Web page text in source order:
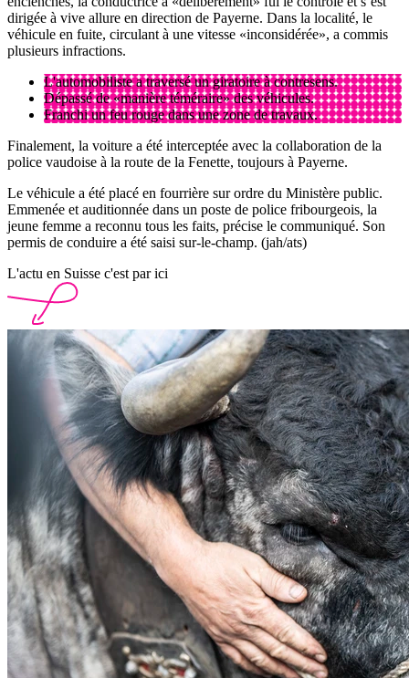
dirigée à vive allure en direction de Payerne. Dans la localité, le
véhicule en fuite, circulant à une vitesse «inconsidérée», a commis
plusieurs infractions.
L'automobiliste a traversé un giratoire à contresens.
Dépassé de «manière téméraire» des véhicules.
Franchi un feu rouge dans une zone de travaux.
Finalement, la voiture a été interceptée avec la collaboration de la
police vaudoise à la route de la Fenette, toujours à Payerne.
Le véhicule a été placé en fourrière sur ordre du Ministère public.
Emmenée et auditionnée dans un poste de police fribourgeois, la
jeune femme a reconnu tous les faits, précise le communiqué. Son
permis de conduire a été saisi sur-le-champ. (jah/ats)
L'actu en Suisse c'est par ici